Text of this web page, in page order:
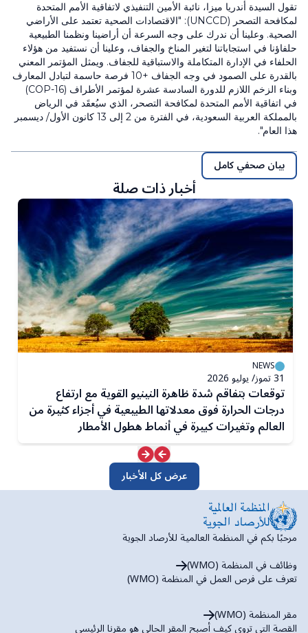
تقول السيدة أندريا ميزا، نائبة الأمين التنفيذي لاتفاقية الأمم المتحدة
لمكافحة التصحر (UNCCD): "الاقتصادات الصحية تعتمد على الأراضي
الصحية. وعلينا أن ندرك على وجه السرعة أن أراضينا ونظمنا الطبيعية
حلفاؤنا في استجاباتنا لتغير المناخ والجفاف، وعلينا أن نستفيد من هؤلاء
الحلفاء في الإدارة المتكاملة والاستباقية للجفاف. ويمثل المؤتمر المعني
بالقدرة على الصمود في وجه الجفاف +10 فرصة حاسمة لتبادل المعارف
وبناء الزخم اللازم للدورة السادسة عشرة لمؤتمر الأطراف (COP-16)
في اتفاقية الأمم المتحدة لمكافحة التصحر، الذي سيُعقَد في الرياض
بالمملكة العربية السعودية، في الفترة من 2 إلى 13 كانون الأول/ ديسمبر
هذا العام".
بيان صحفي كامل
أخبار ذات صلة
NEWS
31 تموز/ يوليو 2026
توقعات بتفاقم شدة ظاهرة النينيو القوية مع ارتفاع
درجات الحرارة فوق معدلاتها الطبيعية في أجزاء كثيرة من
العالم وتغيرات كبيرة في أنماط هطول الأمطار
عرض كل الأخبار
مرحبًا بكم في المنظمة العالمية للأرصاد الجوية
وظائف في المنظمة (WMO)
تعرف على فرص العمل في المنظمة (WMO)
مقر المنظمة (WMO)
القصة التي تروي كيف أصبح المقر الحالي هو مقرنا الرئيسي